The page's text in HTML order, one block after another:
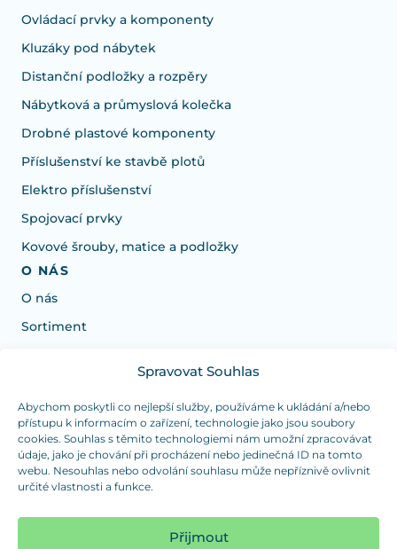
Spravovat Souhlas
Abychom poskytli co nejlepší služby, používáme k ukládání a/nebo
přístupu k informacím o zařízení, technologie jako jsou soubory
cookies. Souhlas s těmito technologiemi nám umožní zpracovávat
údaje, jako je chování při procházení nebo jedinečná ID na tomto
webu. Nesouhlas nebo odvolání souhlasu může nepříznivě ovlivnit
určité vlastnosti a funkce.
Přijmout
Ovládací prvky a komponenty
Kluzáky pod nábytek
Distanční podložky a rozpěry
Nábytková a průmyslová kolečka
Drobné plastové komponenty
Příslušenství ke stavbě plotů
Elektro příslušenství
Spojovací prvky
Kovové šrouby, matice a podložky
O NÁS
O nás
Sortiment
Potrebujete poradiť s výberom?
Sme tu pre vás Pondelok-Štvrtok od: 7:30 - 15:30 hod
a Piatok od 7:30 - 14:30 hod
duranplast@duranplast.sk +421 0905 780 862
(platba iba v hotovosti)
Sme tu pre vás Pondelok-Štvrtok od: 7:30 - 15:30 hod